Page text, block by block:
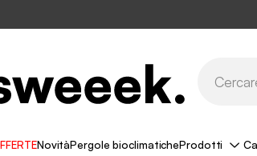
NovitàPergole bioclimaticheProdotti